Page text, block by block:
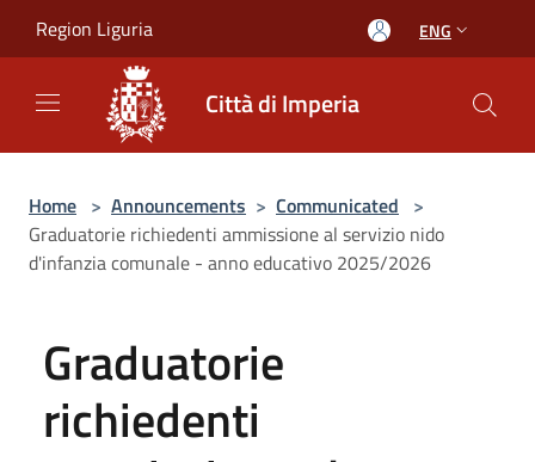
Region Liguria ENG
Città di Imperia
Home > Announcements > Communicated >
Graduatorie richiedenti ammissione al servizio nido
d'infanzia comunale - anno educativo 2025/2026
Graduatorie
richiedenti